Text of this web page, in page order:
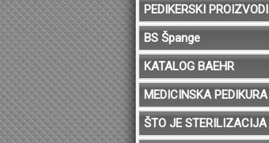
PEDIKERSKI PROIZVODI
BS Špange
KATALOG BAEHR
MEDICINSKA PEDIKURA
ŠTO JE STERILIZACIJA